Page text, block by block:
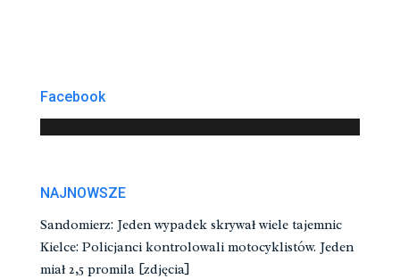
Facebook
NAJNOWSZE
Sandomierz: Jeden wypadek skrywał wiele tajemnic
Kielce: Policjanci kontrolowali motocyklistów. Jeden
miał 2,5 promila [zdjęcia]